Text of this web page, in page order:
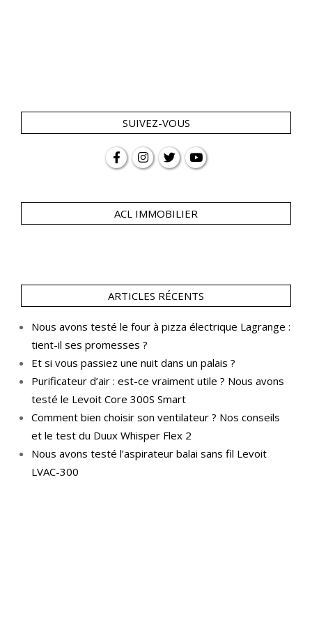
SUIVEZ-VOUS
ACL IMMOBILIER
ARTICLES RÉCENTS
Nous avons testé le four à pizza électrique Lagrange :
tient-il ses promesses ?
Et si vous passiez une nuit dans un palais ?
Purificateur d’air : est-ce vraiment utile ? Nous avons
testé le Levoit Core 300S Smart
Comment bien choisir son ventilateur ? Nos conseils
et le test du Duux Whisper Flex 2
Nous avons testé l’aspirateur balai sans fil Levoit
LVAC-300